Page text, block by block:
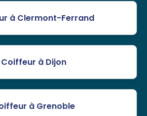
à Clermont-Ferrand
Coiffeur à Dijon
à Grenoble